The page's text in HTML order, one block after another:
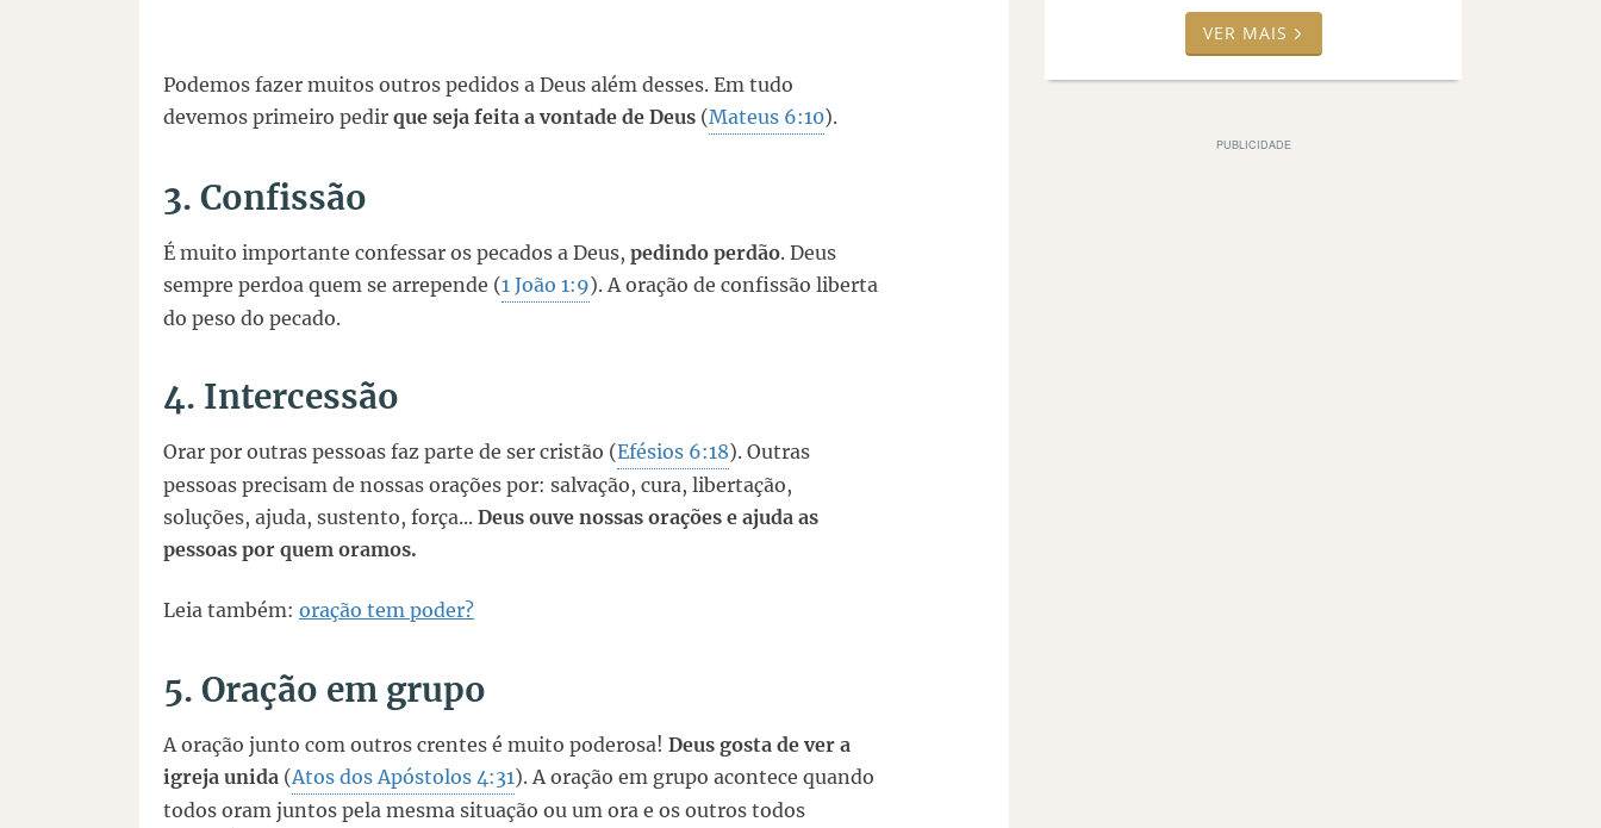
Podemos fazer muitos outros pedidos a Deus além desses. Em tudo
devemos primeiro pedir que seja feita a vontade de Deus (Mateus 6:10).
3. Confissão
É muito importante confessar os pecados a Deus, pedindo perdão. Deus
sempre perdoa quem se arrepende (1 João 1:9). A oração de confissão liberta
do peso do pecado.
4. Intercessão
Orar por outras pessoas faz parte de ser cristão (Efésios 6:18). Outras
pessoas precisam de nossas orações por: salvação, cura, libertação,
soluções, ajuda, sustento, força... Deus ouve nossas orações e ajuda as
pessoas por quem oramos.
Leia também: oração tem poder?
5. Oração em grupo
A oração junto com outros crentes é muito poderosa! Deus gosta de ver a
igreja unida (Atos dos Apóstolos 4:31). A oração em grupo acontece quando
todos oram juntos pela mesma situação ou um ora e os outros todos
VER MAIS